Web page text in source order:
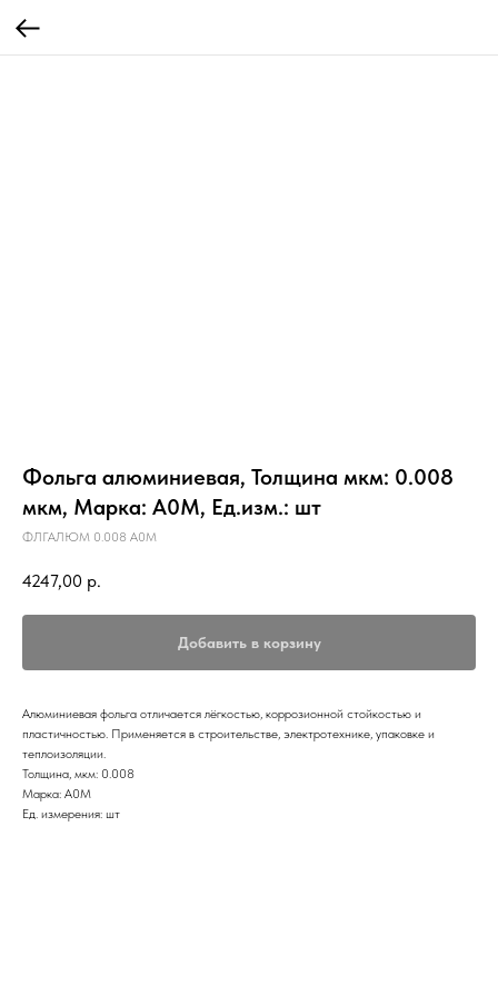
Фольга алюминиевая, Толщина мкм: 0.008
мкм, Марка: А0М, Ед.изм.: шт
ФЛГАЛЮМ 0.008 А0М
4247,00 р.
Добавить в корзину
Алюминиевая фольга отличается лёгкостью, коррозионной стойкостью и
пластичностью. Применяется в строительстве, электротехнике, упаковке и
теплоизоляции.
Толщина, мкм: 0.008
Марка: А0М
Ед. измерения: шт